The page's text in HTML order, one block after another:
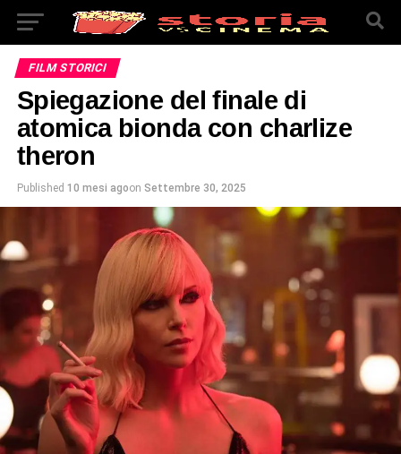
FILM STORICI
Spiegazione del finale di
atomica bionda con charlize
theron
Published 10 mesi agoon Settembre 30, 2025